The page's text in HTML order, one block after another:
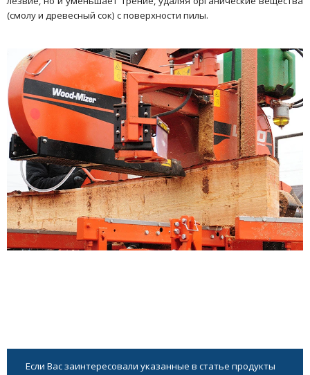
(смолу и древесный сок) с поверхности пилы.
Если Вас заинтересовали указанные в статье продукты